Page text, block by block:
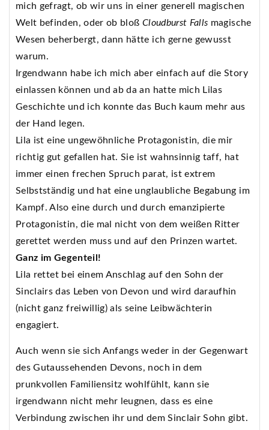
mich gefragt, ob wir uns in einer generell magischen
Welt befinden, oder ob bloß Cloudburst Falls magische
Wesen beherbergt, dann hätte ich gerne gewusst
warum.
Irgendwann habe ich mich aber einfach auf die Story
einlassen können und ab da an hatte mich Lilas
Geschichte und ich konnte das Buch kaum mehr aus
der Hand legen.
Lila ist eine ungewöhnliche Protagonistin, die mir
richtig gut gefallen hat. Sie ist wahnsinnig taff, hat
immer einen frechen Spruch parat, ist extrem
Selbstständig und hat eine unglaubliche Begabung im
Kampf. Also eine durch und durch emanzipierte
Protagonistin, die mal nicht von dem weißen Ritter
gerettet werden muss und auf den Prinzen wartet.
Ganz im Gegenteil!
Lila rettet bei einem Anschlag auf den Sohn der
Sinclairs das Leben von Devon und wird daraufhin
(nicht ganz freiwillig) als seine Leibwächterin
engagiert.
Auch wenn sie sich Anfangs weder in der Gegenwart
des Gutaussehenden Devons, noch in dem
prunkvollen Familiensitz wohlfühlt, kann sie
irgendwann nicht mehr leugnen, dass es eine
Verbindung zwischen ihr und dem Sinclair Sohn gibt.